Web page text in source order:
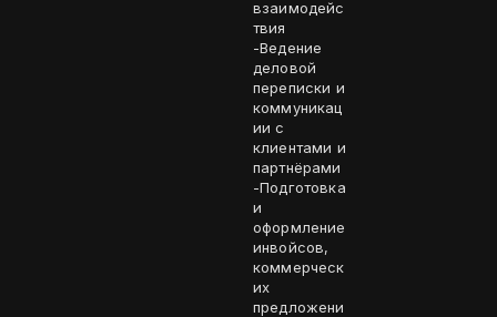
взаимодейс
твия
-Ведение
деловой
переписки и
коммуникац
ии с
клиентами и
партнёрами
-Подготовка
и
оформление
инвойсов,
коммерческ
их
предложени